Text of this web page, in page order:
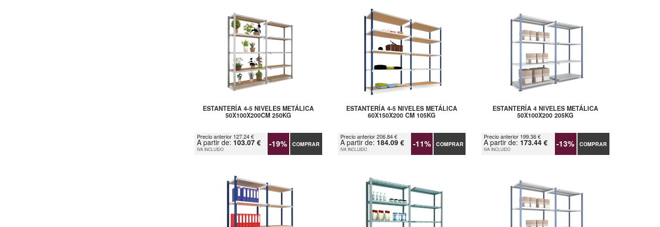
ESTANTERÍA 4-5 NIVELES METÁLICA
50X100X200CM 250KG
Precio anterior 127.24 €
A partir de: 103.07 €
IVA INCLUIDO -19% COMPRAR
ESTANTERÍA 4-5 NIVELES METÁLICA
60X150X200 CM 105KG
Precio anterior 206.84 €
A partir de: 184.09 €
IVA INCLUIDO -11% COMPRAR
ESTANTERÍA 4 NIVELES METÁLICA
50X100X200 205KG
Precio anterior 199.36 €
A partir de: 173.44 €
IVA INCLUIDO -13% COMPRAR